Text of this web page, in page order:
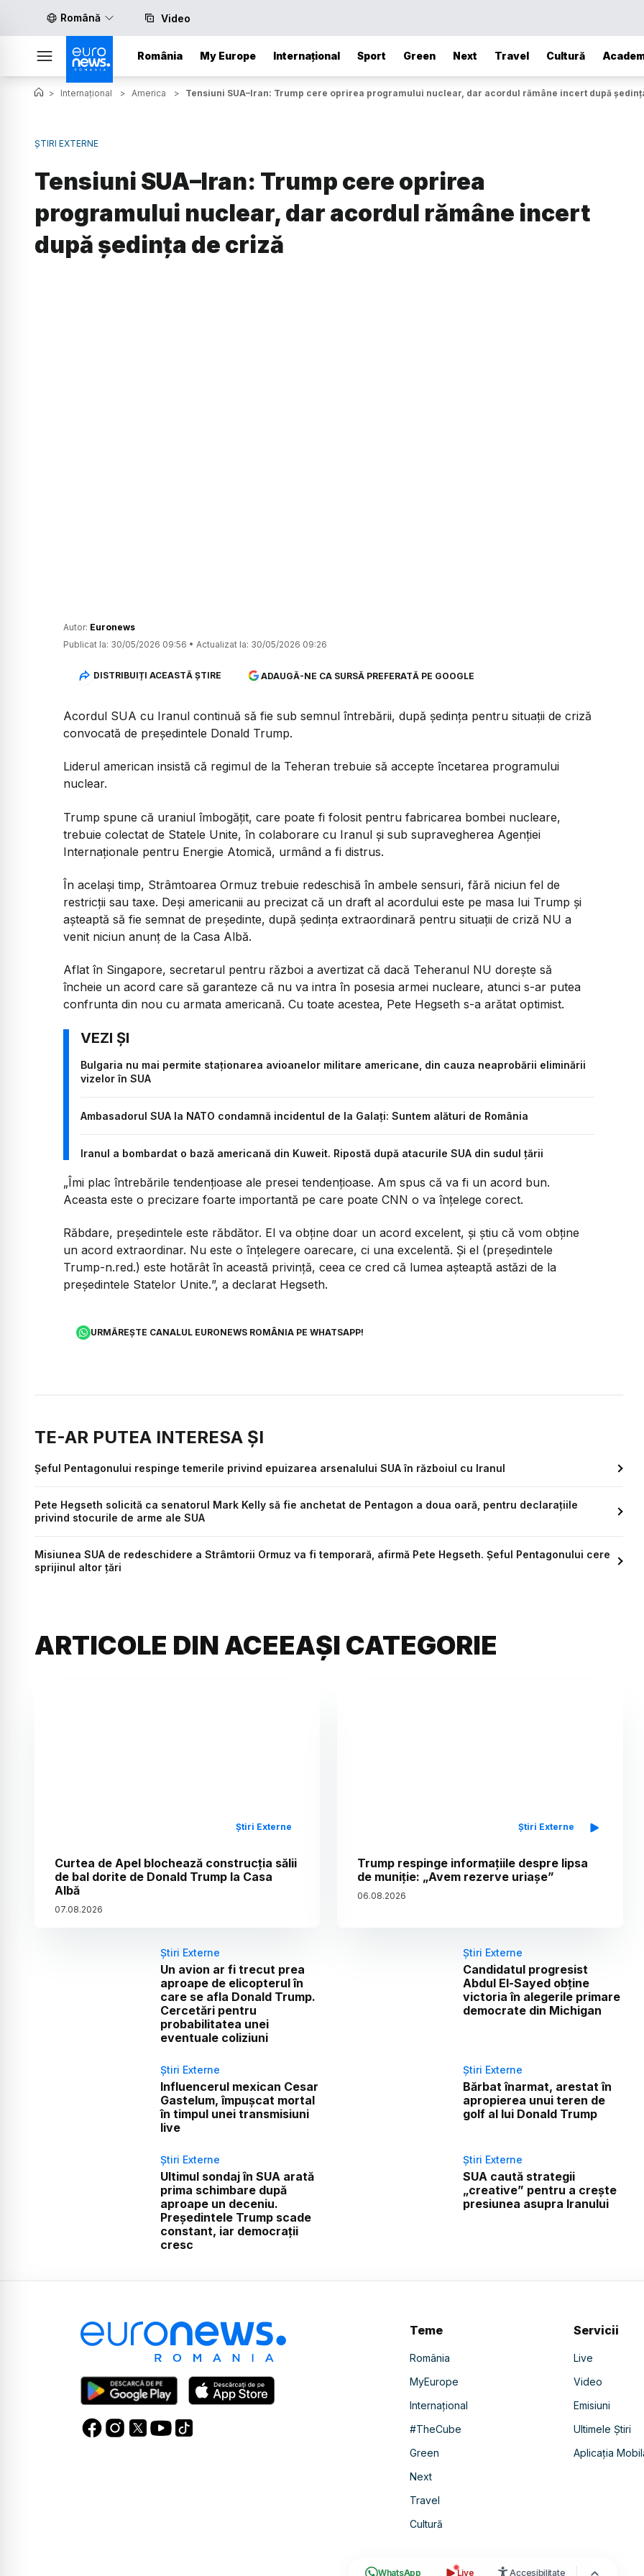
Română Video
România My Europe Internațional Sport Green Next Travel Cultură
WhatsApp Live Accesibilitate
> Internațional > America > Tensiuni SUA–Iran: Trump cere oprirea programului nuclear, dar acordul rămâne incert după
ȘTIRI EXTERNE
Tensiuni SUA–Iran: Trump cere oprirea
programului nuclear, dar acordul rămâne incert
după ședința de criză
Autor: Euronews
Publicat la: 30/05/2026 09:56 • Actualizat la: 30/05/2026 09:26
DISTRIBUIȚI ACEASTĂ ȘTIRE ADAUGĂ-NE CA SURSĂ PREFERATĂ PE GOOGLE
Acordul SUA cu Iranul continuă să fie sub semnul întrebării, după ședința pentru situații de criză
convocată de președintele Donald Trump.
Liderul american insistă că regimul de la Teheran trebuie să accepte încetarea programului
nuclear.
Trump spune că uraniul îmbogățit, care poate fi folosit pentru fabricarea bombei nucleare,
trebuie colectat de Statele Unite, în colaborare cu Iranul și sub supravegherea Agenției
Internaționale pentru Energie Atomică, urmând a fi distrus.
În același timp, Strâmtoarea Ormuz trebuie redeschisă în ambele sensuri, fără niciun fel de
restricții sau taxe. Deși americanii au precizat că un draft al acordului este pe masa lui Trump și
așteaptă să fie semnat de președinte, după ședința extraordinară pentru situații de criză NU a
venit niciun anunț de la Casa Albă.
Aflat în Singapore, secretarul pentru război a avertizat că dacă Teheranul NU dorește să
încheie un acord care să garanteze că nu va intra în posesia armei nucleare, atunci s-ar putea
confrunta din nou cu armata americană. Cu toate acestea, Pete Hegseth s-a arătat optimist.
Bulgaria nu mai permite staționarea avioanelor militare americane, din cauza neaprobării eliminării
vizelor în SUA
Ambasadorul SUA la NATO condamnă incidentul de la Galați: Suntem alături de România
Iranul a bombardat o bază americană din Kuweit. Ripostă după atacurile SUA din sudul țării
„Îmi plac întrebările tendențioase ale presei tendențioase. Am spus că va fi un acord bun.
Aceasta este o precizare foarte importantă pe care poate CNN o va înțelege corect.
Răbdare, președintele este răbdător. El va obține doar un acord excelent, și știu că vom obține
un acord extraordinar. Nu este o înțelegere oarecare, ci una excelentă. Și el (președintele
Trump-n.red.) este hotărât în această privință, ceea ce cred că lumea așteaptă astăzi de la
președintele Statelor Unite.”, a declarat Hegseth.
URMĂREȘTE CANALUL EURONEWS ROMÂNIA PE WHATSAPP!
TE-AR PUTEA INTERESA ȘI
Șeful Pentagonului respinge temerile privind epuizarea arsenalului SUA în războiul cu Iranul
Pete Hegseth solicită ca senatorul Mark Kelly să fie anchetat de Pentagon a doua oară, pentru declarațiile
privind stocurile de arme ale SUA
Misiunea SUA de redeschidere a Strâmtorii Ormuz va fi temporară, afirmă Pete Hegseth. Șeful Pentagonului cere
sprijinul altor țări
ARTICOLE DIN ACEEAȘI CATEGORIE
Știri Externe
Curtea de Apel blochează construcția sălii
de bal dorite de Donald Trump la Casa
Albă
07.08.2026
Știri Externe
Trump respinge informațiile despre lipsa
de muniție: „Avem rezerve uriașe”
06.08.2026
Știri Externe
Un avion ar fi trecut prea
aproape de elicopterul în
care se afla Donald Trump.
Cercetări pentru
probabilitatea unei
eventuale coliziuni
Știri Externe
Candidatul progresist
Abdul El-Sayed obține
victoria în alegerile primare
democrate din Michigan
Știri Externe
Influencerul mexican Cesar
Gastelum, împușcat mortal
în timpul unei transmisiuni
live
Știri Externe
Bărbat înarmat, arestat în
apropierea unui teren de
golf al lui Donald Trump
Știri Externe
Ultimul sondaj în SUA arată
prima schimbare după
aproape un deceniu.
Președintele Trump scade
constant, iar democrații
cresc
Știri Externe
SUA caută strategii
„creative” pentru a crește
presiunea asupra Iranului
Teme
România
MyEurope
Internațional
#TheCube
Green
Next
Travel
Cultură
Servicii
Live
Video
Emisiuni
Ultimele Știri
Aplicația